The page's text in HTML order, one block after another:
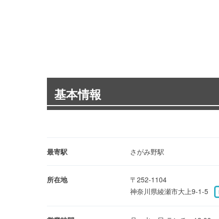
基本情報
最寄駅 さがみ野駅
所在地
〒252-1104
神奈川県綾瀬市大上9-1-5